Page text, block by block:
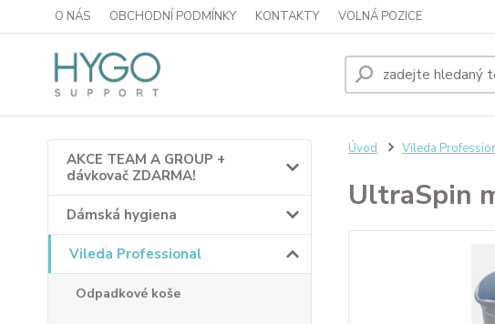
O NÁS OBCHODNÍ PODMÍNKY KONTAKTY VOLNÁ POZICE
AKCE TEAM A GROUP +
dávkovač ZDARMA!
Dámská hygiena
Vileda Professional
Odpadkové koše
Úvod Vileda
UltraSpin